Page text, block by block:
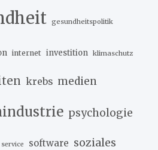
gesundheitspolitik
internet investition klimaschutz
krebs medien
psychologie
service software soziales